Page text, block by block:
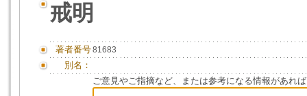
戒明
著者番号81683
別名：
ご意見やご指摘など、または参考になる情報があれ